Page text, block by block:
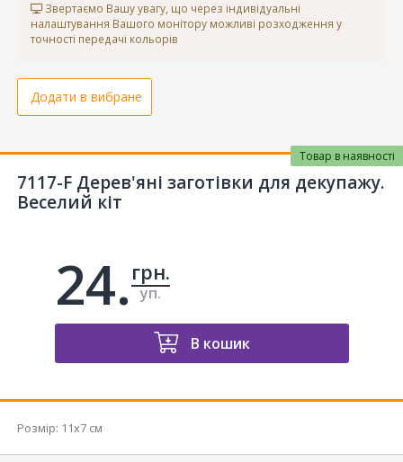
Звертаємо Вашу увагу, що через індивідуальні
налаштування Вашого монітору можливі розходження у
точності передачі кольорів
Додати в вибране
7117-F Дерев'яні заготівки для декупажу.
Веселий кіт
Товар в наявності
24. грн.
уп.
В кошик
Розмір: 11x7 см